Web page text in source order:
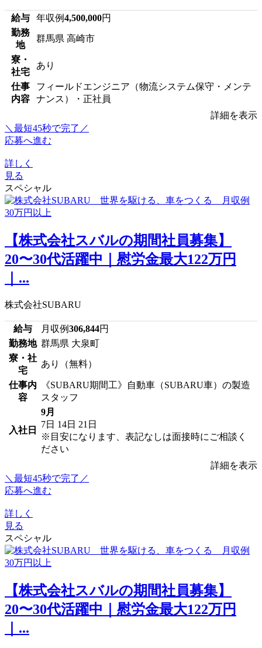
給与 年収例4,500,000円
勤務
地
群馬県 高崎市
寮・
社宅
あり
仕事
内容
フィールドエンジニア（物流システム保守・メンテ
ナンス）・正社員
詳細を表示
＼最短45秒で完了／
応募へ進む
詳しく
見る
スペシャル
【株式会社スバルの期間社員募集】
20〜30代活躍中｜慰労金最大122万円
｜...
株式会社SUBARU
給与 月収例306,844円
勤務地 群馬県 大泉町
寮・社
宅
あり（無料）
仕事内
容
《SUBARU期間工》自動車（SUBARU車）の製造
スタッフ
入社日
9月
7日 14日 21日
※目安になります、表記なしは面接時にご相談く
ださい
詳細を表示
＼最短45秒で完了／
応募へ進む
詳しく
見る
スペシャル
【株式会社スバルの期間社員募集】
20〜30代活躍中｜慰労金最大122万円
｜...